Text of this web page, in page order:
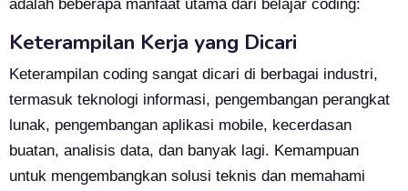
adalah beberapa manfaat utama dari belajar coding:
Keterampilan Kerja yang Dicari
Keterampilan coding sangat dicari di berbagai industri,
termasuk teknologi informasi, pengembangan perangkat
lunak, pengembangan aplikasi mobile, kecerdasan
buatan, analisis data, dan banyak lagi. Kemampuan
untuk mengembangkan solusi teknis dan memahami